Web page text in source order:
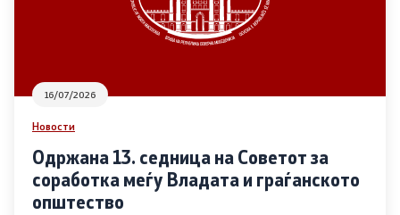
Извештаи
Список на ОЈИ
16/07/2026
Новости
Одржана 13. седница на Советот за
соработка меѓу Владата и граѓанското
општество